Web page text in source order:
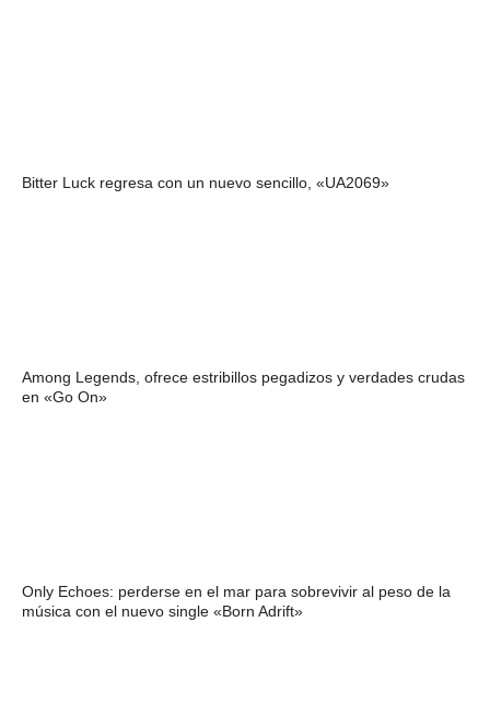
Bitter Luck regresa con un nuevo sencillo, «UA2069»
Among Legends, ofrece estribillos pegadizos y verdades crudas
en «Go On»
Only Echoes: perderse en el mar para sobrevivir al peso de la
música con el nuevo single «Born Adrift»